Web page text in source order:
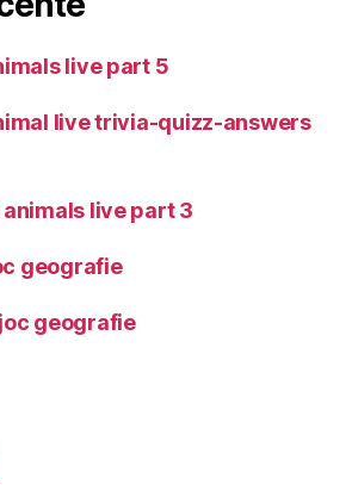
live part 5
live trivia-quizz-answers
live part 3
geografie
geografie